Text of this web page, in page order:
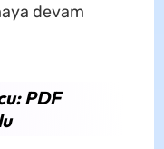
devam
PDF